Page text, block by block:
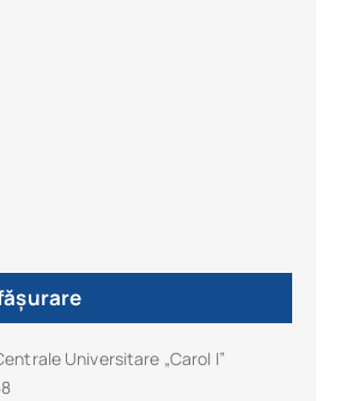
Universitare „Carol I”